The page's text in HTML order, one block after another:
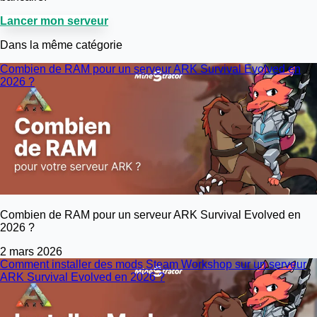
Lancer mon serveur
Dans la même catégorie
Combien de RAM pour un serveur ARK Survival Evolved en
2026 ?
Combien de RAM pour un serveur ARK Survival Evolved en
2026 ?
2 mars 2026
Comment installer des mods Steam Workshop sur un serveur
ARK Survival Evolved en 2026 ?